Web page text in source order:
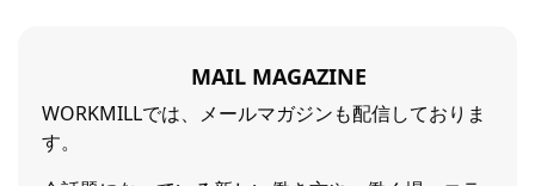
MAIL MAGAZINE
WORKMILLでは、メールマガジンも配信しておりま
す。